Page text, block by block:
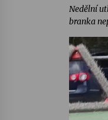
Nedělní
branka